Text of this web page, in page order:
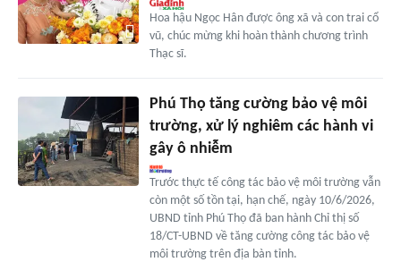
Hoa hậu Ngọc Hân được ông xã và con trai cổ
vũ, chúc mừng khi hoàn thành chương trình
Thạc sĩ.
Phú Thọ tăng cường bảo vệ môi
trường, xử lý nghiêm các hành vi
gây ô nhiễm
Trước thực tế công tác bảo vệ môi trường vẫn
còn một số tồn tại, hạn chế, ngày 10/6/2026,
UBND tỉnh Phú Thọ đã ban hành Chỉ thị số
18/CT-UBND về tăng cường công tác bảo vệ
môi trường trên địa bàn tỉnh.